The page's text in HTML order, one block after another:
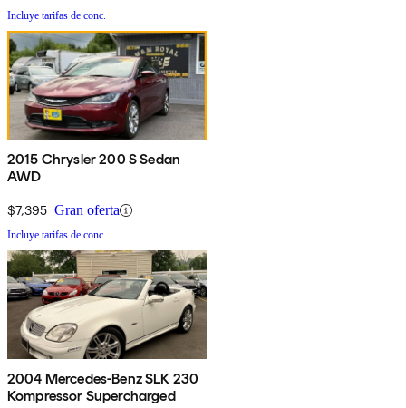
Incluye tarifas de conc.
2015 Chrysler 200 S Sedan
AWD
$7,395 Gran oferta
Incluye tarifas de conc.
2004 Mercedes-Benz SLK 230
Kompressor Supercharged